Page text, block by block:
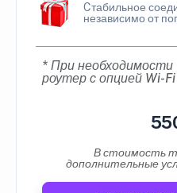
Cтабильное
независимо от
* При необходимости
роутер с опцией Wi-
В стоимость
дополнительные